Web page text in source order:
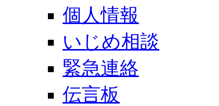
個人情報
いじめ相談
緊急連絡
伝言板